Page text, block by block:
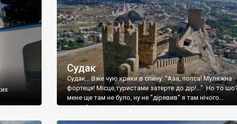
Судак
Судак... Вже чую крики в спину: "Ааа, попса! Муляжна
фортеця! Місце,туристами затерте до дір!..." Но то
мене ще там не було, ну не "дірявив" я там нічого...
принаймні до цього літа.